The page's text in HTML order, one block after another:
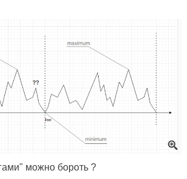
можно бороть ?